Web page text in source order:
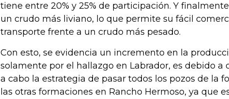
tiene entre 20% y 25% de participación. Y
un crudo más liviano, lo que permite su fácil
transporte frente a un crudo más pesado.
Con esto, se evidencia un incremento en la
solamente por el hallazgo en Labrador, es debido a
a cabo la estrategia de pasar todos los pozos de la
las otras formaciones en Rancho Hermoso, ya que